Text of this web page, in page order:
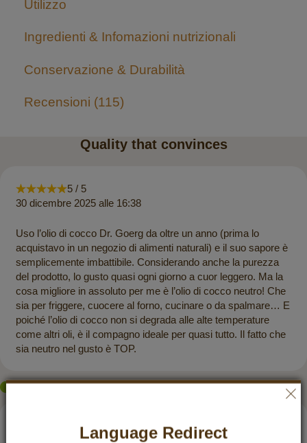
Utilizzo
Ingredienti & Infomazioni nutrizionali
Conservazione & Durabilità
Recensioni 115
Quality that convinces
5 / 5
30 dicembre 2025 alle 16:38
Uso l’olio di cocco Dr. Goerg da oltre un anno (prima lo
acquistavo in un negozio di alimenti naturali) e il suo sapore è
semplicemente imbattibile. Considerando anche la purezza
del prodotto, lo gusto quasi ogni giorno a cuor leggero. Ma la
cosa migliore in assoluto per me è l’olio di cocco neutro! Che
sia per friggere, cuocere al forno, cucinare o da spalmare… E
poiché l’olio di cocco non si degrada alle alte temperature
come altri oli, è il compagno ideale per quasi tutto. Il fatto che
sia neutro nel gusto è TOP.
Language Redirect